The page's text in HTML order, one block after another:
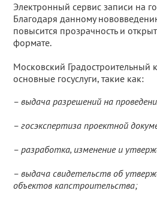
Электронный сервис записи на
Благодаря данному
повысится прозрачность и
формате.
Московский Градостроительный
основные госуслуги, такие как:
– выдача разрешений на
– госэкспертиза проектной
– разработка, изменение и
– выдача свидетельств об
объектов капстроительства;